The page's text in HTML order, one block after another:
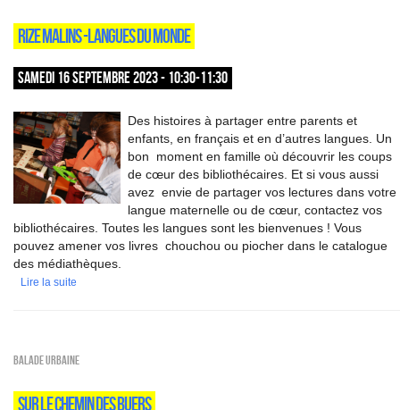
RIZE MALINS -LANGUES DU MONDE
SAMEDI 16 SEPTEMBRE 2023 - 10:30-11:30
Des histoires à partager entre parents et
enfants, en français et en d’autres langues. Un
bon moment en famille où découvrir les coups
de cœur des bibliothécaires. Et si vous aussi
avez envie de partager vos lectures dans votre
langue maternelle ou de cœur, contactez vos
bibliothécaires. Toutes les langues sont les bienvenues ! Vous
pouvez amener vos livres chouchou ou piocher dans le catalogue
des médiathèques.
Lire la suite
Balade urbaine
SUR LE CHEMIN DES BUERS